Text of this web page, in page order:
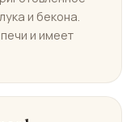
и бекона.
и имеет